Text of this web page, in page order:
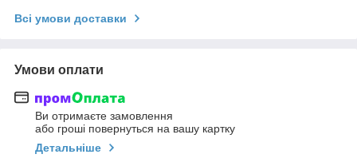
Всі умови доставки
Умови оплати
Ви отримаєте замовлення
або гроші повернуться на вашу картку
Детальніше